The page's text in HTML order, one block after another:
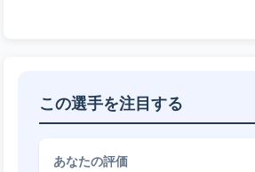
この選手を注目する
あなたの評価